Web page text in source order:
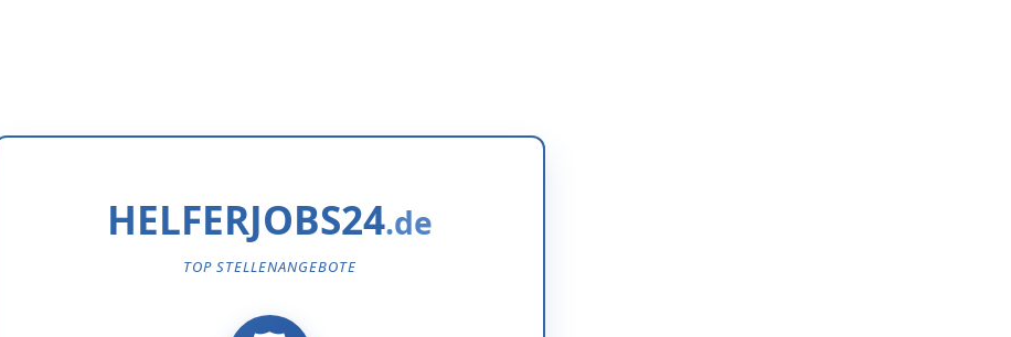
HELFERJOBS24
TOP STELLENANGEBOTE